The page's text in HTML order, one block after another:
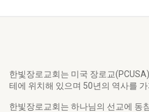
한빛장로교회는 미국 장로교
테에 위치해 있으며 50년의 역사를
한빛장로교회는 하나님의 선교에 동